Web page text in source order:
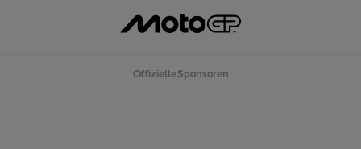
Offizielle Sponsoren